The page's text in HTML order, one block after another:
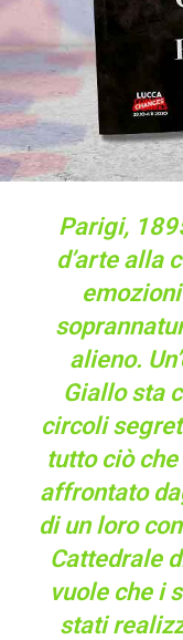
Parigi,
d’arte alla
alieno.
Giallo sta
circoli
tutto ciò
affrontato
di un loro
Cattedrale
vuole che i
stati